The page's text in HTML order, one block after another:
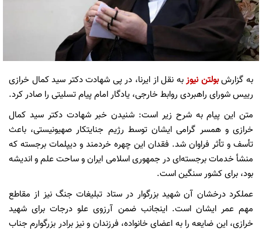
به گزارشبولتن نیوزبه نقل از ایرنا، در پی شهادت دکتر سید کمال خرازی
رییس شورای راهبردی روابط خارجی، یادگار امام پیام تسلیتی را صادر کرد.
متن این پیام به شرح زیر است: شنیدن خبر شهادت دکتر سید کمال
خرازی و همسر گرامی ایشان توسط رژیم جنایتکار صهیونیستی، باعث
تأسف و تأثر فراوان شد. فقدان این چهره خردمند و دیپلمات برجسته که
منشأ خدمات برجسته‌ای در جمهوری اسلامی ایران و ساحت علم و اندیشه
بود، برای کشور سنگین است.
عملکرد درخشان آن شهید بزرگوار در ستاد تبلیغات جنگ نیز از مقاطع
مهم عمر ایشان است. اینجانب ضمن آرزوی علو درجات برای شهید
خرازی، این ضایعه را به اعضای خانواده، فرزندان و نیز برادر بزرگوارم جناب